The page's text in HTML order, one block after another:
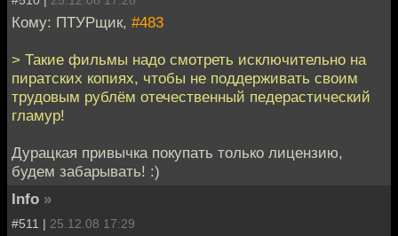
Кому: ПТУРщик, #483
> Такие фильмы надо смотреть исключительно на
пиратских копиях, чтобы не поддерживать своим
трудовым рублём отечественный педерастический
гламур!
Дурацкая привычка покупать только лицензию,
будем забарывать! :)
Info »
#511 | 25.12.08 17:29